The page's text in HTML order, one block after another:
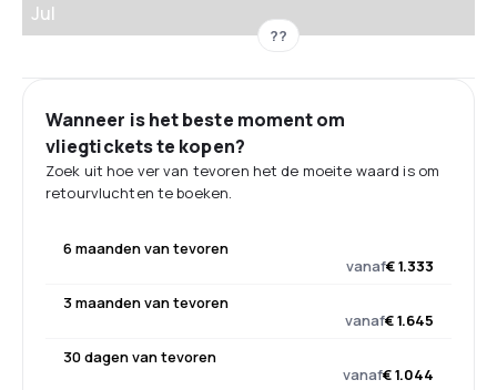
Jul
??
Wanneer is het beste moment om
vliegtickets te kopen?
Zoek uit hoe ver van tevoren het de moeite waard is om
retourvluchten te boeken.
6 maanden van tevoren
vanaf€ 1.333
3 maanden van tevoren
vanaf€ 1.645
30 dagen van tevoren
vanaf€ 1.044